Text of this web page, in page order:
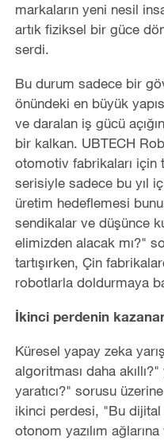
markaların yeni nesil
artık fiziksel bir güce
serdi.
Bu durum sadece bir
önündeki en büyük
ve daralan iş gücü
bir kalkan. UBTECH
otomotiv fabrikaları için
serisiyle sadece bu yıl
üretim hedeflemesi
sendikalar ve düşünce
elimizden alacak mı?"
tartışırken, Çin
robotlarla doldurmaya
İkinci perdenin
Küresel yapay zeka
algoritması daha
yaratıcı?" sorusu
ikinci perdesi, "Bu dijital
otonom yazılım